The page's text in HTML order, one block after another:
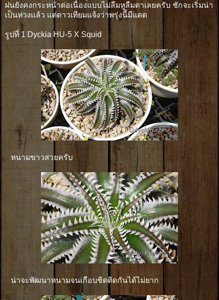
ฝนยังคงกระหน่ำต่อเนื่องแบบไม่ลืมหูลืมตาเลยครับ ชักจะเริ่มน่า
เป็นห่วงเเล้ว แต่ดาวเทียมแจ้งว่าพรุ่งนี้มีแดด
รูปที่ 1 Dyckia HU-5 X Squid
หนามขาวสวยครับ
น่าจะพัฒนาหนามจนเกือบชิดติดกันได้ไม่ยาก